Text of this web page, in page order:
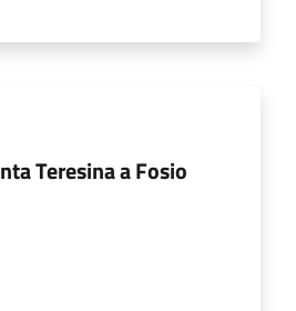
Teresina a Fosio